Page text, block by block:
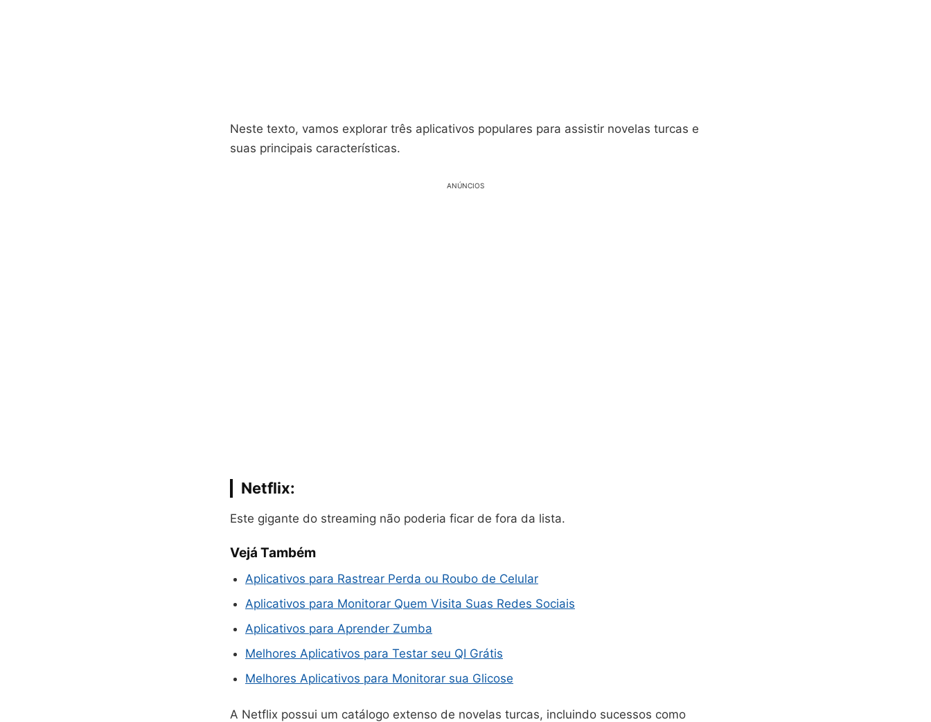
Neste texto, vamos explorar três aplicativos populares para assistir novelas turcas e
suas principais características.
ANÚNCIOS
Netflix:
Este gigante do streaming não poderia ficar de fora da lista.
Vejá Também
Aplicativos para Rastrear Perda ou Roubo de Celular
Aplicativos para Monitorar Quem Visita Suas Redes Sociais
Aplicativos para Aprender Zumba
Melhores Aplicativos para Testar seu QI Grátis
Melhores Aplicativos para Monitorar sua Glicose
A Netflix possui um catálogo extenso de novelas turcas, incluindo sucessos como